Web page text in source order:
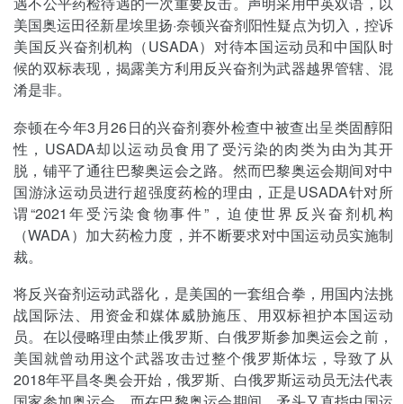
美国奥运田径新星埃里扬·奈顿兴奋剂阳性疑点为切入，控诉
美国反兴奋剂机构（USADA）对待本国运动员和中国队时
候的双标表现，揭露美方利用反兴奋剂为武器越界管辖、混
淆是非。
奈顿在今年3月26日的兴奋剂赛外检查中被查出呈类固醇阳
性，USADA却以运动员食用了受污染的肉类为由为其开
脱，铺平了通往巴黎奥运会之路。然而巴黎奥运会期间对中
国游泳运动员进行超强度药检的理由，正是USADA针对所
谓“2021年受污染食物事件”，迫使世界反兴奋剂机构
（WADA）加大药检力度，并不断要求对中国运动员实施制
裁。
将反兴奋剂运动武器化，是美国的一套组合拳，用国内法挑
战国际法、用资金和媒体威胁施压、用双标袒护本国运动
员。在以侵略理由禁止俄罗斯、白俄罗斯参加奥运会之前，
美国就曾动用这个武器攻击过整个俄罗斯体坛，导致了从
2018年平昌冬奥会开始，俄罗斯、白俄罗斯运动员无法代表